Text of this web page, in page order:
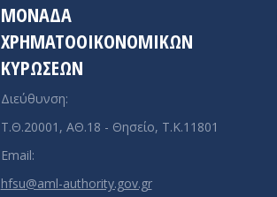
ΜΟΝΆΔΑ
ΧΡΗΜΑΤΟΟΙΚΟΝΟΜΙΚΏΝ
ΚΥΡΏΣΕΩΝ
Διεύθυνση:
Τ.Θ.20001, ΑΘ.18 - Θησείο, Τ.Κ.11801
Email:
hfsu@aml-authority.gov.gr